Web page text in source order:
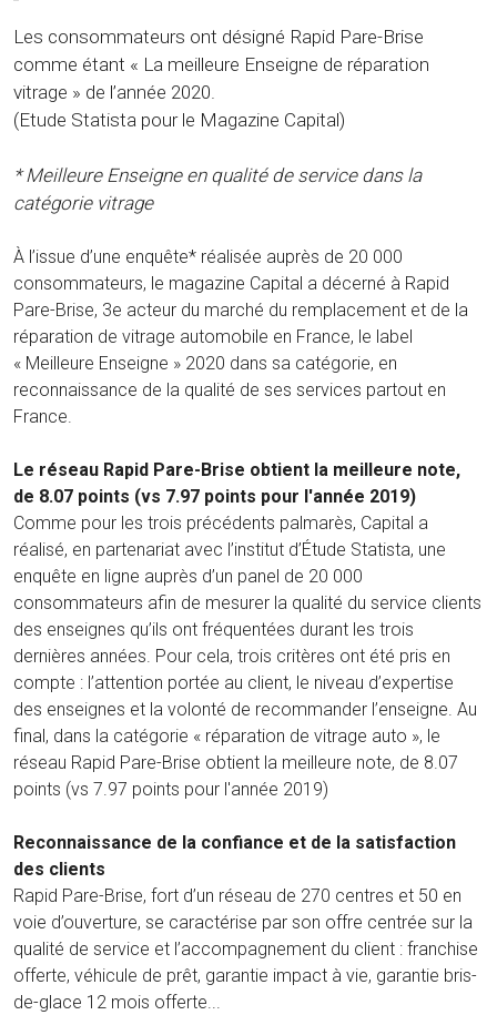
Les consommateurs ont désigné Rapid Pare-Brise
comme étant « La meilleure Enseigne de réparation
vitrage » de l’année 2020.
(Etude Statista pour le Magazine Capital)
* Meilleure Enseigne en qualité de service dans la
catégorie vitrage
À l’issue d’une enquête* réalisée auprès de 20 000
consommateurs, le magazine Capital a décerné à Rapid
Pare-Brise, 3e acteur du marché du remplacement et de la
réparation de vitrage automobile en France, le label
« Meilleure Enseigne » 2020 dans sa catégorie, en
reconnaissance de la qualité de ses services partout en
France.
Le réseau Rapid Pare-Brise obtient la meilleure note,
de 8.07 points (vs 7.97 points pour l'année 2019)
Comme pour les trois précédents palmarès, Capital a
réalisé, en partenariat avec l’institut d’Étude Statista, une
enquête en ligne auprès d’un panel de 20 000
consommateurs afin de mesurer la qualité du service clients
des enseignes qu’ils ont fréquentées durant les trois
dernières années. Pour cela, trois critères ont été pris en
compte : l’attention portée au client, le niveau d’expertise
des enseignes et la volonté de recommander l’enseigne. Au
final, dans la catégorie « réparation de vitrage auto », le
réseau Rapid Pare-Brise obtient la meilleure note, de 8.07
points (vs 7.97 points pour l'année 2019)
Reconnaissance de la confiance et de la satisfaction
des clients
Rapid Pare-Brise, fort d’un réseau de 270 centres et 50 en
voie d’ouverture, se caractérise par son offre centrée sur la
qualité de service et l’accompagnement du client : franchise
offerte, véhicule de prêt, garantie impact à vie, garantie bris-
de-glace 12 mois offerte...